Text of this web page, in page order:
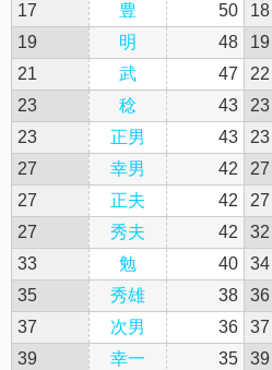
17
豊 50 18
19
明 48 19
21
武 47 22
23
稔 43 23
23
正男 43 23
27
幸男 42 27
27
正夫 42 27
27
秀夫 42 32
33
勉 40 34
35
秀雄 38 36
37
次男 36 37
39
幸一 35 39